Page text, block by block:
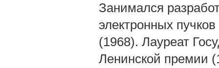
Занимался
электронных
(1968). Лауреат
Ленинской премии